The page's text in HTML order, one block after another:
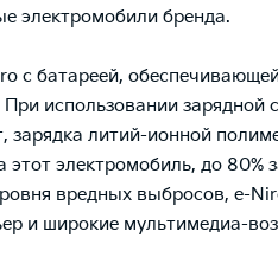
электромобили бренда.
с батареей,
использовании зарядной
зарядка литий-ионной
этот электромобиль, до 80%
вредных выбросов, e-
и широкие мультимедиа-